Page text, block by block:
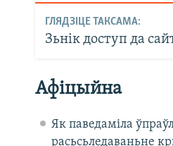
ГЛЯДЗІЦЕ ТАКСАМА:
Зьнік доступ да
Афіцыйна
Як паведаміла
расьсьледаваньне